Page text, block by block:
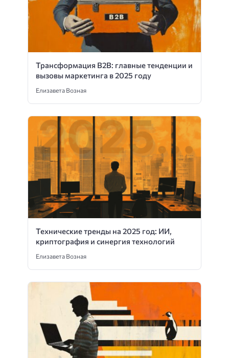
Трансформация B2B: главные тенденции и
вызовы маркетинга в 2025 году
Елизавета Возная
Технические тренды на 2025 год: ИИ,
криптография и синергия технологий
Елизавета Возная